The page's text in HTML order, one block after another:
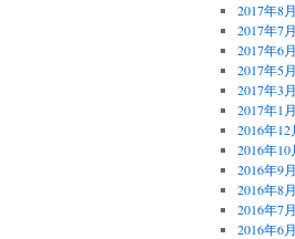
2017年8月
2017年7月
2017年6月
2017年5月
2017年3月
2017年1月
2016年12
2016年10
2016年9月
2016年8月
2016年7月
2016年6月